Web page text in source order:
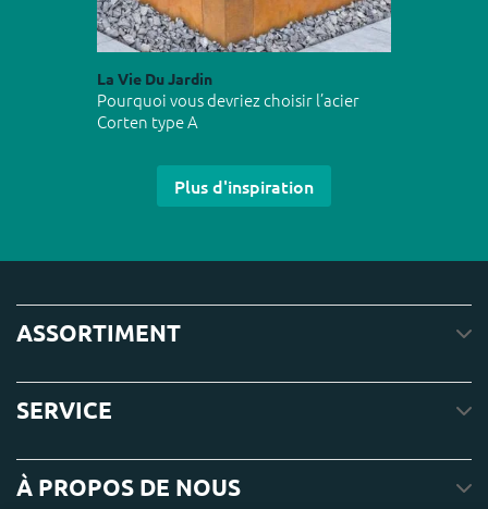
La Vie Du Jardin
Pourquoi vous devriez choisir l’acier
Corten type A
Plus d'inspiration
ASSORTIMENT
SERVICE
À PROPOS DE NOUS